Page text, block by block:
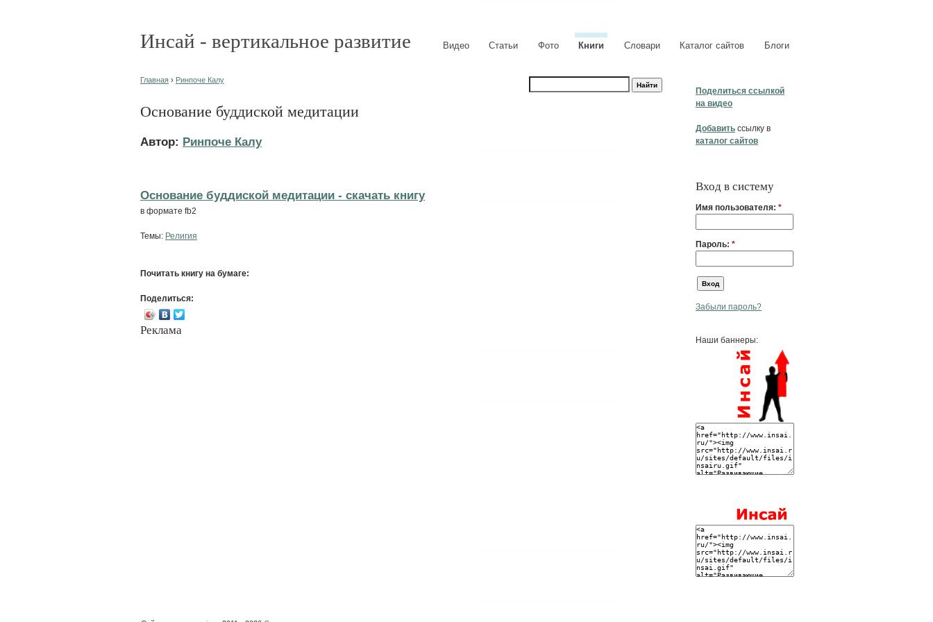
Инсай - вертикальное развитие Видео Статьи Фото Книги Словари Каталог сайтов Блоги
Поделиться ссылкой
на видео
Добавить ссылку в
каталог сайтов
Вход в систему
Имя пользователя: *
Пароль: *
Забыли пароль?
Наши баннеры:
Главная › Ринпоче Калу
Основание буддиской медитации
Автор: Ринпоче Калу
Основание буддиской медитации - cкачать книгу
в формате fb2
Темы: Религия
Почитать книгу на бумаге:
Поделиться:
Реклама